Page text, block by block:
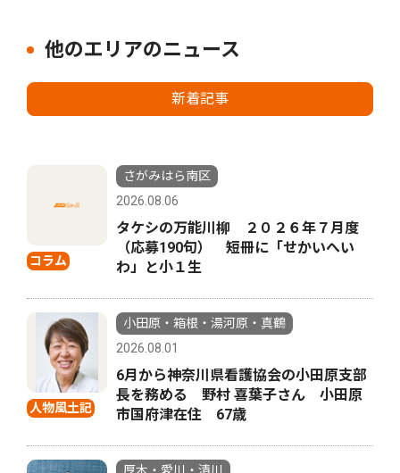
他のエリアのニュース
新着記事
コラム
さがみはら南区
2026.08.06
タケシの万能川柳 ２０２６年７月度
（応募190句） 短冊に「せかいへい
わ」と小１生
人物風土記
小田原・箱根・湯河原・真鶴
2026.08.01
6月から神奈川県看護協会の小田原支部
長を務める 野村 喜葉子さん 小田原
市国府津在住 67歳